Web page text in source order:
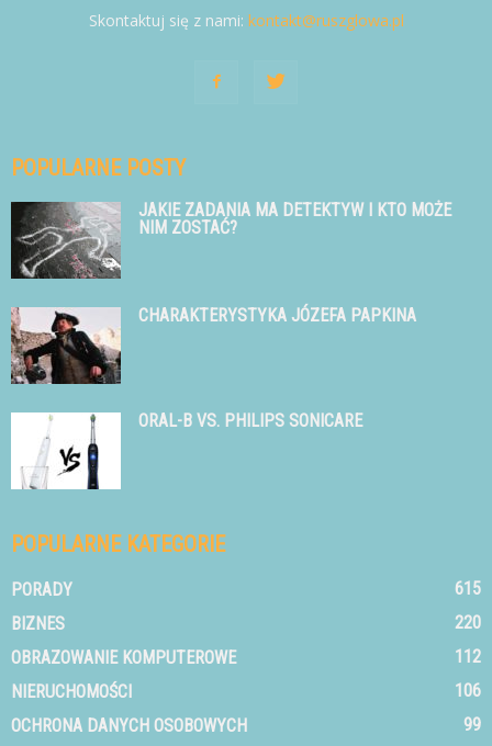
Skontaktuj się z nami: kontakt@ruszglowa.pl
POPULARNE POSTY
JAKIE ZADANIA MA DETEKTYW I KTO MOŻE
NIM ZOSTAĆ?
CHARAKTERYSTYKA JÓZEFA PAPKINA
ORAL-B VS. PHILIPS SONICARE
POPULARNE KATEGORIE
PORADY
615
BIZNES
220
OBRAZOWANIE KOMPUTEROWE
112
NIERUCHOMOŚCI
106
OCHRONA DANYCH OSOBOWYCH
99